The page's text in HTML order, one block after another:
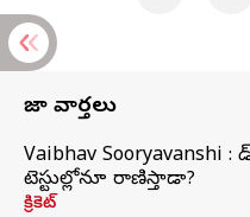
తాజా వార్తలు
Vaibhav Sooryavanshi
టెస్టుల్లోనూ రాణిస్తాడా?
క్రికెట్